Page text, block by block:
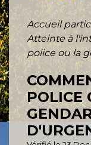
Accueil
Atteinte à
police ou la
POLICE